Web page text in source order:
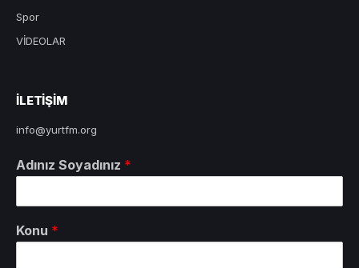
Spor
VİDEOLAR
ILETIŞIM
info@yurtfm.org
Adınız Soyadınız *
Konu *